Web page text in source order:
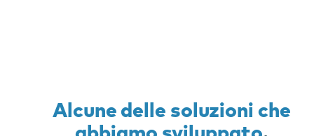
Alcune delle soluzioni che